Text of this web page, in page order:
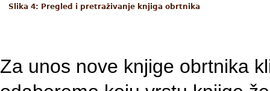
Slika 4: Pregled i pretraživanje knjiga obrtnika
Za unos nove knjige obrtnika